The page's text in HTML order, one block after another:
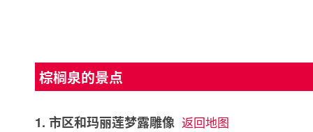
棕榈泉的景点
1. 市区和玛丽莲梦露雕像 返回地图